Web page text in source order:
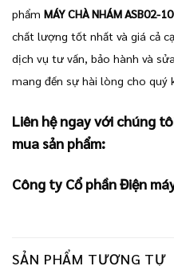
phẩm MÁY CHÀ NHÁM ASB02-
chất lượng tốt nhất và giá cả
dịch vụ tư vấn, bảo hành và
mang đến sự hài lòng cho quý
Liên hệ ngay với chúng
mua sản phẩm:
Công ty Cổ phần Điện
SẢN PHẨM TƯƠNG TỰ